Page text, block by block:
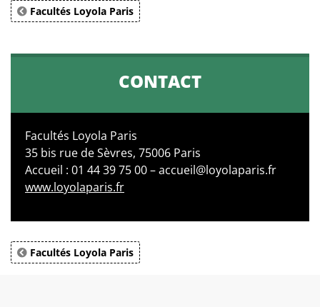
Facultés Loyola Paris
CONTACT
Facultés Loyola Paris
35 bis rue de Sèvres, 75006 Paris
Accueil : 01 44 39 75 00 – accueil@loyolaparis.fr
www.loyolaparis.fr
Facultés Loyola Paris